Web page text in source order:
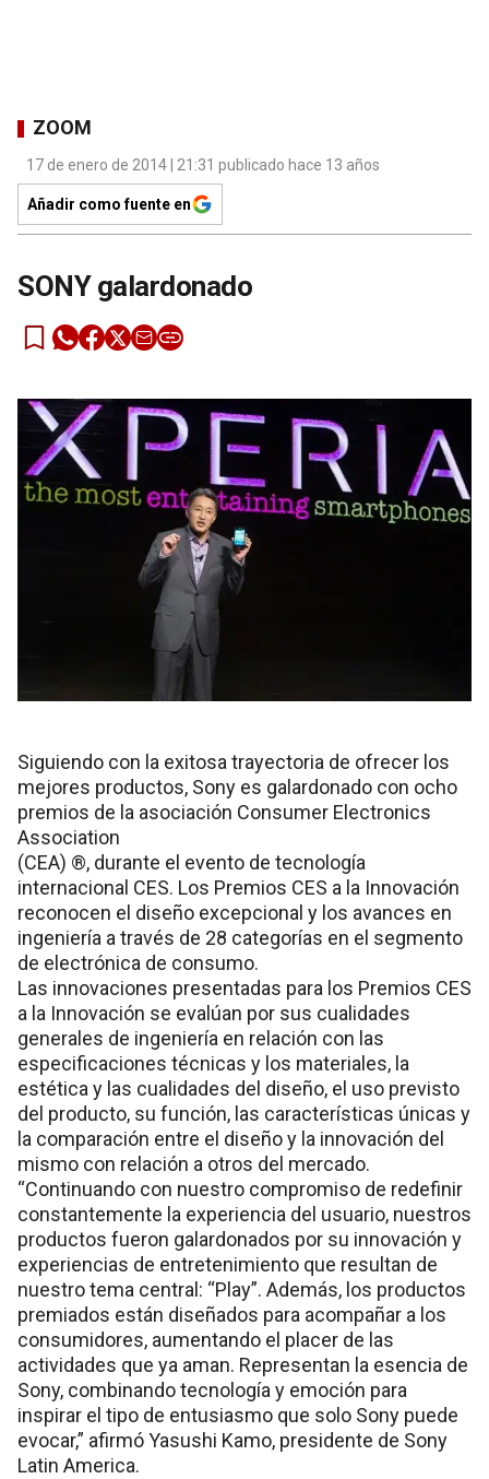
ZOOM
17 de enero de 2014 | 21:31 publicado hace 13 años
Añadir como fuente en
SONY galardonado
Siguiendo con la exitosa trayectoria de ofrecer los
mejores productos, Sony es galardonado con ocho
premios de la asociación Consumer Electronics
Association
(CEA) ®, durante el evento de tecnología
internacional CES. Los Premios CES a la Innovación
reconocen el diseño excepcional y los avances en
ingeniería a través de 28 categorías en el segmento
de electrónica de consumo.
Las innovaciones presentadas para los Premios CES
a la Innovación se evalúan por sus cualidades
generales de ingeniería en relación con las
especificaciones técnicas y los materiales, la
estética y las cualidades del diseño, el uso previsto
del producto, su función, las características únicas y
la comparación entre el diseño y la innovación del
mismo con relación a otros del mercado.
“Continuando con nuestro compromiso de redefinir
constantemente la experiencia del usuario, nuestros
productos fueron galardonados por su innovación y
experiencias de entretenimiento que resultan de
nuestro tema central: “Play”. Además, los productos
premiados están diseñados para acompañar a los
consumidores, aumentando el placer de las
actividades que ya aman. Representan la esencia de
Sony, combinando tecnología y emoción para
inspirar el tipo de entusiasmo que solo Sony puede
evocar,” afirmó Yasushi Kamo, presidente de Sony
Latin America.